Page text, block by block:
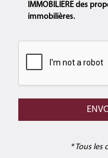
IMMOBILIERE des
immobilières.
* Tous les